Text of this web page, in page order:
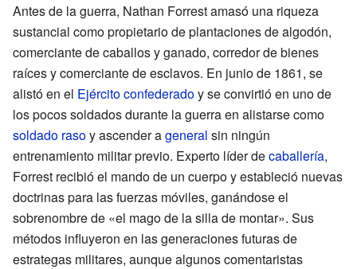
Antes de la guerra, Nathan Forrest amasó una riqueza
sustancial como propietario de plantaciones de algodón,
comerciante de caballos y ganado, corredor de bienes
raíces y comerciante de esclavos. En junio de 1861, se
alistó en el Ejército confederadoy se convirtió en uno de
los pocos soldados durante la guerra en alistarse como
soldado rasoy ascender ageneral sin ningún
entrenamiento militar previo. Experto líder decaballería,
Forrest recibió el mando de un cuerpo y estableció nuevas
doctrinas para las fuerzas móviles, ganándose el
sobrenombre de «el mago de la silla de montar». Sus
métodos influyeron en las generaciones futuras de
estrategas militares, aunque algunos comentaristas